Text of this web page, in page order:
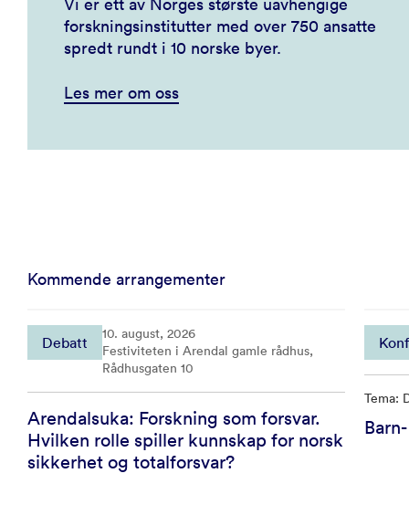
Vi er ett av Norges største uavhengige
forskningsinstitutter med over 750 ansatte
spredt rundt i 10 norske byer.
Les mer om oss
Kommende arrangementer
Debatt
10. august, 2026
Festiviteten i Arendal gamle rådhus,
Rådhusgaten 10
Arendalsuka: Forskning som forsvar.
Hvilken rolle spiller kunnskap for norsk
sikkerhet og totalforsvar?
Tema: